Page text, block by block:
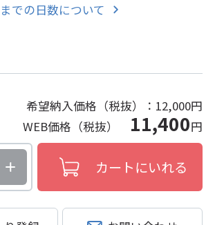
での日数について
希望納入価格（税抜）： 12,000円
WEB価格（税抜） 11,400円